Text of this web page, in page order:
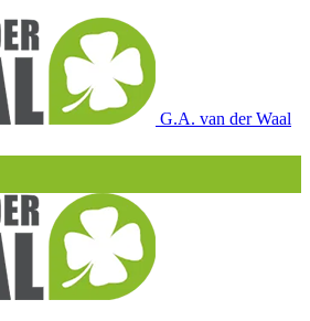
G.A. van der Waal